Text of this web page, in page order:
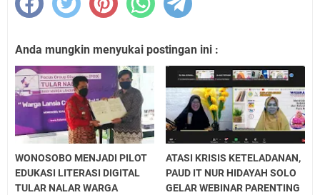
Anda mungkin menyukai postingan ini :
WONOSOBO MENJADI PILOT
EDUKASI LITERASI DIGITAL
TULAR NALAR WARGA
ATASI KRISIS KETELADANAN,
PAUD IT NUR HIDAYAH SOLO
GELAR WEBINAR PARENTING